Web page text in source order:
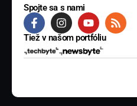
Spojte sa s nami
Tiež v našom portfóliu